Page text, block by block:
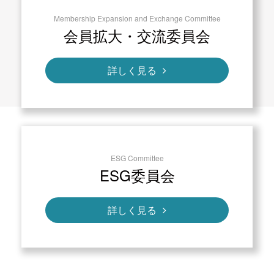
Membership Expansion and Exchange Committee
会員拡大・交流委員会
詳しく見る
ESG Committee
ESG委員会
詳しく見る